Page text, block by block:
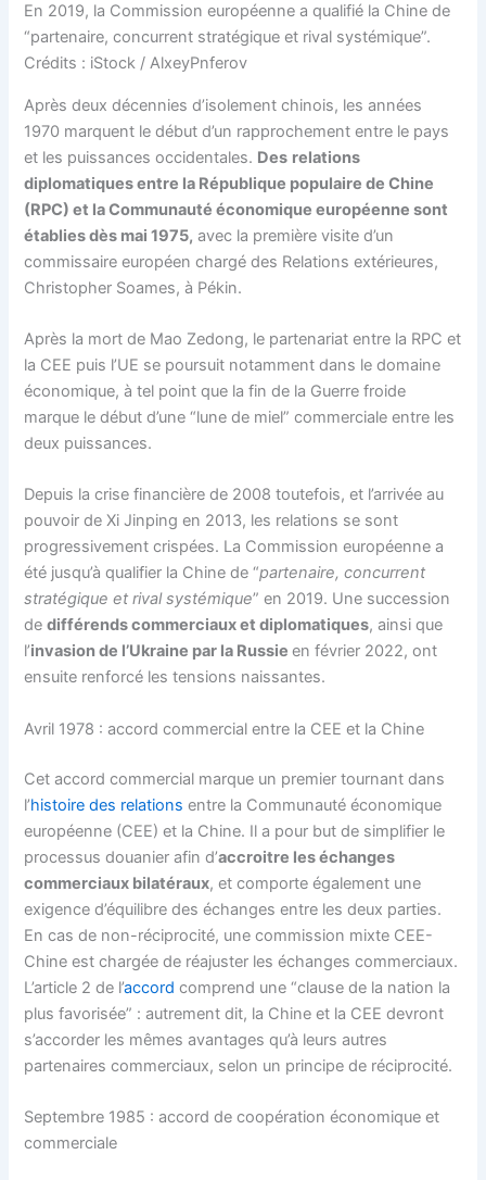
En 2019, la Commission européenne a qualifié la Chine de
“partenaire, concurrent stratégique et rival systémique”.
Crédits : iStock / AlxeyPnferov
Après deux décennies d’isolement chinois, les années
1970 marquent le début d’un rapprochement entre le pays
et les puissances occidentales. Des relations
diplomatiques entre la République populaire de Chine
(RPC) et la Communauté économique européenne sont
établies dès mai 1975, avec la première visite d’un
commissaire européen chargé des Relations extérieures,
Christopher Soames, à Pékin.
Après la mort de Mao Zedong, le partenariat entre la RPC et
la CEE puis l’UE se poursuit notamment dans le domaine
économique, à tel point que la fin de la Guerre froide
marque le début d’une “lune de miel” commerciale entre les
deux puissances.
Depuis la crise financière de 2008 toutefois, et l’arrivée au
pouvoir de Xi Jinping en 2013, les relations se sont
progressivement crispées. La Commission européenne a
été jusqu’à qualifier la Chine de “partenaire, concurrent
stratégique et rival systémique” en 2019. Une succession
dedifférends commerciaux et diplomatiques, ainsi que
l’invasion de l’Ukraine par la Russieen février 2022, ont
ensuite renforcé les tensions naissantes.
Avril 1978 : accord commercial entre la CEE et la Chine
Cet accord commercial marque un premier tournant dans
l’histoire des relations entre la Communauté économique
européenne (CEE) et la Chine. Il a pour but de simplifier le
processus douanier afin d’accroitre les échanges
commerciaux bilatéraux, et comporte également une
exigence d’équilibre des échanges entre les deux parties.
En cas de non-réciprocité, une commission mixte CEE-
Chine est chargée de réajuster les échanges commerciaux.
L’article 2 de l’accord comprend une “clause de la nation la
plus favorisée” : autrement dit, la Chine et la CEE devront
s’accorder les mêmes avantages qu’à leurs autres
partenaires commerciaux, selon un principe de réciprocité.
Septembre 1985 : accord de coopération économique et
commerciale